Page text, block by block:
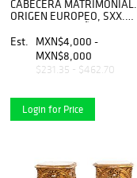
CABECERA MATRIMONIAL.
ORIGEN EUROPEO, SXX.
barandillas, cortesana,
elementos florales y
vegetales.
Est.
MXN$4,000 -
MXN$8,000
$231.35 - $462.70
Login for Price